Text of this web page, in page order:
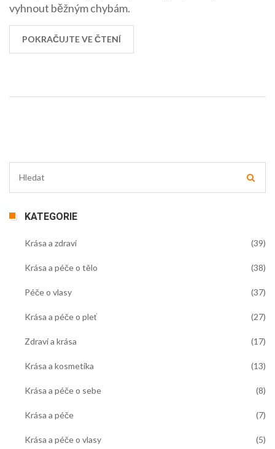
vyhnout běžným chybám.
POKRAČUJTE VE ČTENÍ
KATEGORIE
Krása a zdraví (39)
Krása a péče o tělo (38)
Péče o vlasy (37)
Krása a péče o pleť (27)
Zdraví a krása (17)
Krása a kosmetika (13)
Krása a péče o sebe (8)
Krása a péče (7)
Krása a péče o vlasy (5)